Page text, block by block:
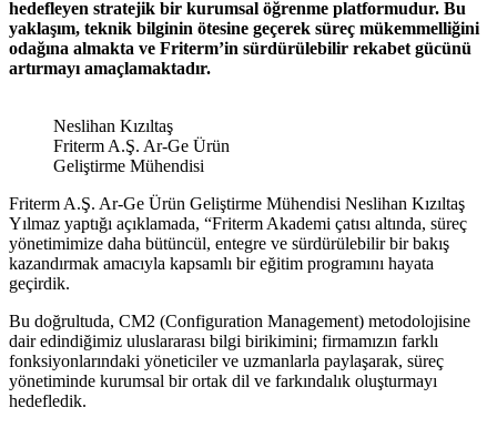
hedefleyen stratejik bir kurumsal öğrenme platformudur. Bu
yaklaşım, teknik bilginin ötesine geçerek süreç mükemmelliğini
odağına almakta ve Friterm’in sürdürülebilir rekabet gücünü
artırmayı amaçlamaktadır.
Neslihan Kızıltaş
Friterm A.Ş. Ar-Ge Ürün
Geliştirme Mühendisi
Friterm A.Ş. Ar-Ge Ürün Geliştirme Mühendisi Neslihan Kızıltaş
Yılmaz yaptığı açıklamada, “Friterm Akademi çatısı altında, süreç
yönetimimize daha bütüncül, entegre ve sürdürülebilir bir bakış
kazandırmak amacıyla kapsamlı bir eğitim programını hayata
geçirdik.
Bu doğrultuda, CM2 (Configuration Management) metodolojisine
dair edindiğimiz uluslararası bilgi birikimini; firmamızın farklı
fonksiyonlarındaki yöneticiler ve uzmanlarla paylaşarak, süreç
yönetiminde kurumsal bir ortak dil ve farkındalık oluşturmayı
hedefledik.